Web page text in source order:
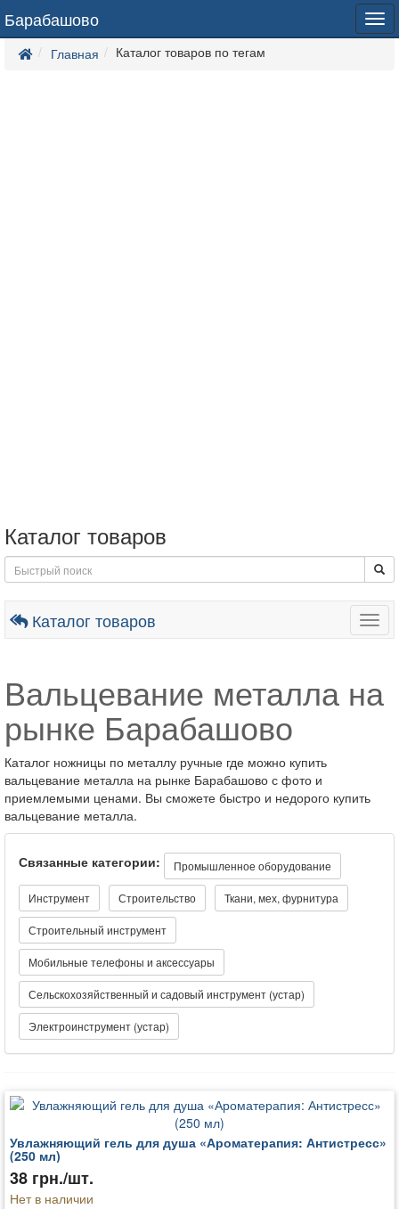
Барабашово
Главная Каталог товаров по тегам
Каталог товаров
Каталог товаров
Вальцевание металла на
рынке Барабашово
Каталог ножницы по металлу ручные где можно купить
вальцевание металла на рынке Барабашово с фото и
приемлемыми ценами. Вы сможете быстро и недорого купить
вальцевание металла.
Связанные категории: Промышленное оборудование
Инструмент Строительство Ткани, мех, фурнитура
Строительный инструмент
Мобильные телефоны и аксессуары
Сельскохозяйственный и садовый инструмент (устар)
Электроинструмент (устар)
Увлажняющий гель для душа «Ароматерапия: Антистресс»
(250 мл)
38 грн./шт.
Нет в наличии